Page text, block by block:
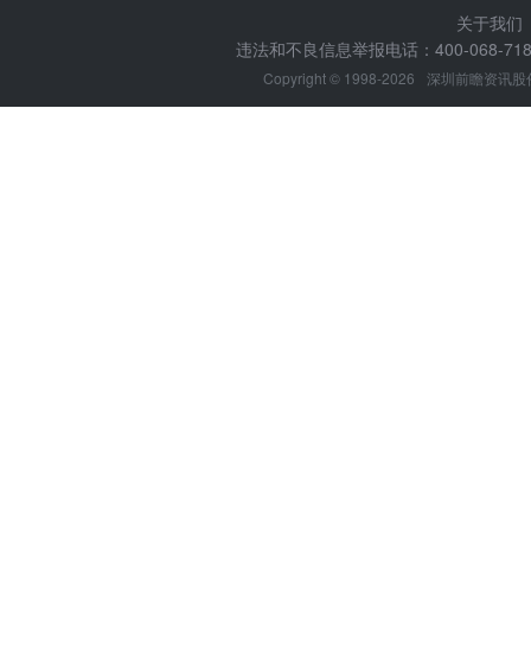
关于我们
违法和不良信息举报电话：400-068-
Copyright © 1998-2026 深圳前瞻资讯股